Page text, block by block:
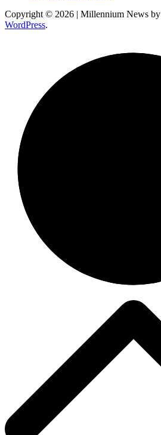
Copyright © 2026 | Millennium News by
WordPress.